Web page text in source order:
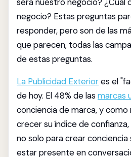
negocio? Estas preguntas
responder, pero son de las
que parecen, todas las
de estas preguntas.
La Publicidad Exteriores el
de hoy. El 48% de las marcas
conciencia de marca, y
crecer su índice de
no solo para crear
estar presente en